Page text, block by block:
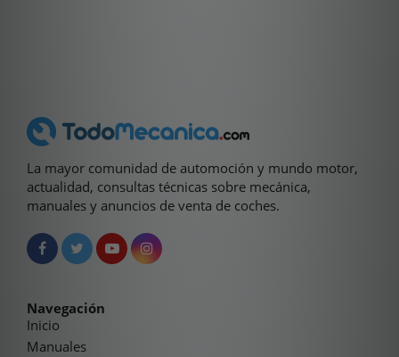
La mayor comunidad de automoción y mundo motor,
actualidad, consultas técnicas sobre mecánica,
manuales y anuncios de venta de coches.
Navegación
Inicio
Manuales